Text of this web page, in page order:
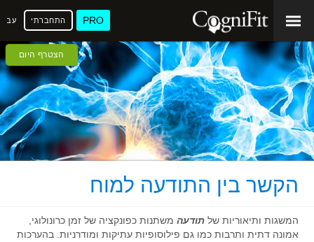
PRO התחברתי
הצטרף היום
הקשר בין התודעה למוח
המשגות ותיאוריות שלתודעה משתנות כפונקציה של זמן כרונולוגי,
אמונה דתית ותרבות כמו גם פילוסופיות עתיקות ומודרניות. בהערכות